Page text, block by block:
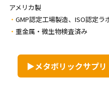
アメリカ製
GMP認定工場製造、ISO認定ラ
重金属・微生物検査済み
▶メタボリックサプ